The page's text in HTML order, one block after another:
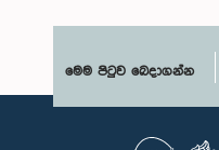
මෙම පිටුව බෙදාගන්න